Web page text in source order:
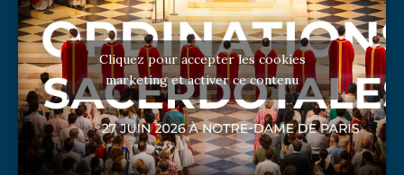
Cliquez pour accepter les cookies
marketing et activer ce contenu